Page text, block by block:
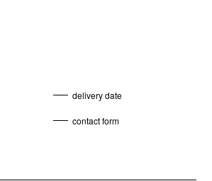
delivery date
contact form